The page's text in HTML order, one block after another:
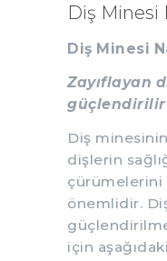
KVKK
BLOG
Diş Minesi
Diş Minesi
Zayıflayan
Diş
dişlerin
çürümelerini
önemlidir.
için